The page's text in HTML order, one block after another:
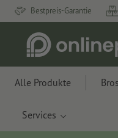
Bestpreis-Garantie
Alle Produkte
Services